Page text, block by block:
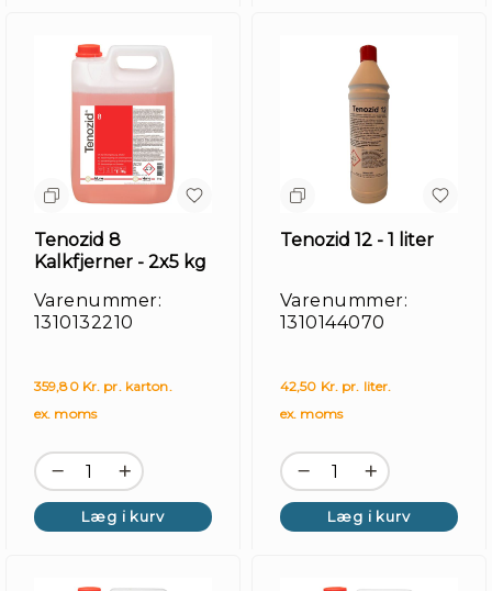
Tenozid 8
Kalkfjerner - 2x5 kg
Varenummer:
1310132210
359,80 Kr. pr. karton.
ex. moms
Læg i kurv
Tenozid 12 - 1 liter
Varenummer:
1310144070
42,50 Kr. pr. liter.
ex. moms
Læg i kurv